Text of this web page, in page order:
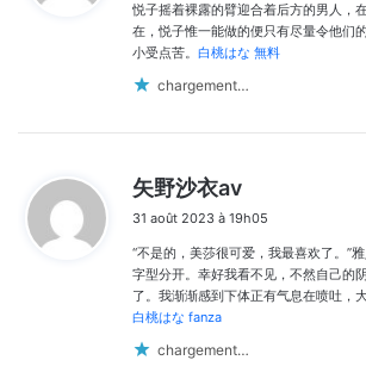
:
悦子摇着裸露的臂迎合着后方的男人，
在，悦子惟一能做的便只有尽量令他们
小受点苦。 白桃はな 無料
chargement…
矢野沙衣av
t
:
31 août 2023 à 19h05
“不是的，美莎很可爱，我最喜欢了。”
字型分开。幸好我看不见，不然自己的
了。我渐渐感到下体正有气息在喷吐，
白桃はな fanza
chargement…